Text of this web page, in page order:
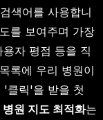
색어를 사용합니
를 보여주며 가장
자 평점 등을 직
록에 우리 병원이
'클릭'을 받을 첫
병원 지도 최적화는